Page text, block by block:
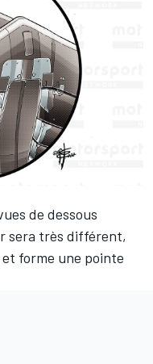
de dessous
sera très différent,
forme une pointe